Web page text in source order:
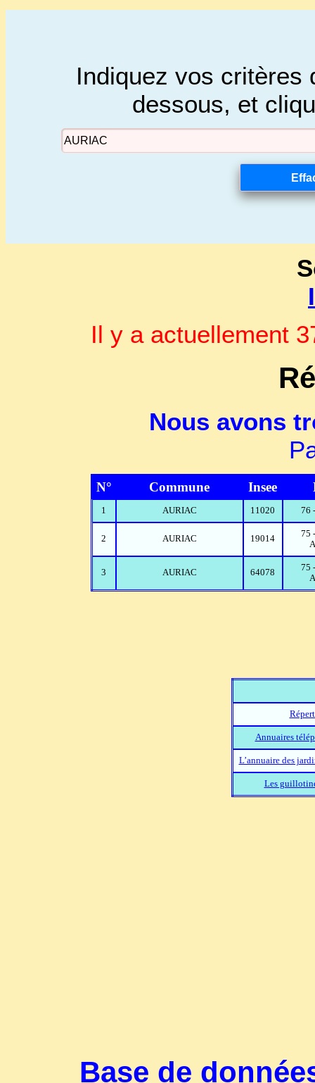
Indiquez vos critères
dessous, et
Il y a actuellement
Nous avons
N° Commune Insee
1 AURIAC 11020 76
2 AURIAC 19014
75
3 AURIAC 64078
75
Annuaires
L’annuaire des
Les
Base de